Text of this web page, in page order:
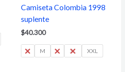
Camiseta Colombia 1998
suplente
$40.300
S M L XL XXL